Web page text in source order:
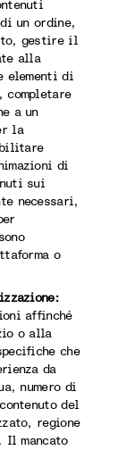
un ordine,
gestire il
alla
elementi di
completare
a un
la
di
sui
necessari,
o
affinché
o alla
che
da
numero di
del
regione
Il mancato